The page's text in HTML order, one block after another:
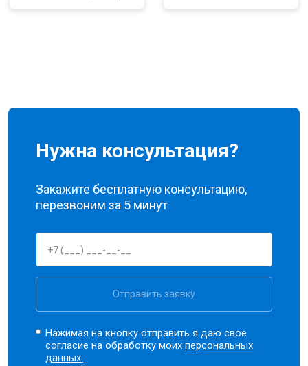
Нужна консультация?
Закажите бесплатную консультацию,
перезвоним за 5 минут
Отправить заявку
Нажимая на кнопку отправить я даю свое
согласие на обработку моихперсональных
данных.